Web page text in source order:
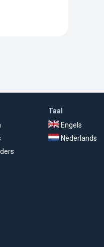
Taal
Engels
Nederlands